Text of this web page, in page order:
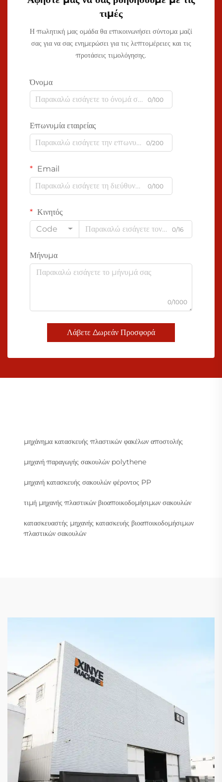
τιμές
Η πωλητική μας ομάδα θα επικοινωνήσει σύντομα μαζί
σας για να σας ενημερώσει για τις λεπτομέρειες και τις
προτάσεις τιμολόγησης.
Όνομα
0/100
Επωνυμία εταιρείας
0/200
Email
0/100
Κινητός
Code
0/16
Μήνυμα
0/1000
Λάβετε Δωρεάν Προσφορά
μηχάνημα κατασκευής πλαστικών φακέλων αποστολής
μηχανή παραγωγής σακουλών polythene
μηχανή κατασκευής σακουλών φέροντος PP
τιμή μηχανής πλαστικών βιοαποικοδομήσιμων σακουλών
κατασκευαστής μηχανής κατασκευής βιοαποικοδομήσιμων
πλαστικών σακουλών